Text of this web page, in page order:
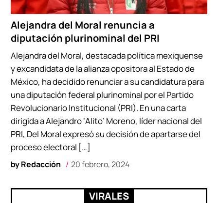
Alejandra del Moral renuncia a
diputación plurinominal del PRI
byRedacción 20 febrero, 2024
Alejandra del Moral, destacada política mexiquense
y excandidata de la alianza opositora al Estado de
México, ha decidido renunciar a su candidatura para
una diputación federal plurinominal por el Partido
Revolucionario Institucional (PRI). En una carta
dirigida a Alejandro ‘Alito’ Moreno, líder nacional del
PRI, Del Moral expresó su decisión de apartarse del
proceso electoral […]
VIRALES